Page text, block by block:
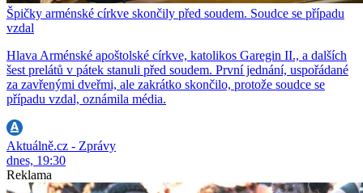
Špičky arménské církve skončily před soudem. Soudce se případu
vzdal
Hlava Arménské apoštolské církve, katolikos Garegin II., a dalších
šest prelátů v pátek stanuli před soudem. První jednání, uspořádané
za zavřenými dveřmi, ale zakrátko skončilo, protože soudce se
případu vzdal, oznámila média.
Aktuálně.cz - Zprávy
dnes, 19:30
Reklama